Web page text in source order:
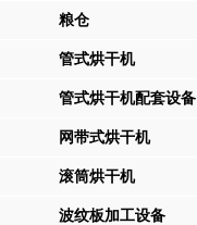
粮仓
管式烘干机
管式烘干机配套设备
网带式烘干机
滚筒烘干机
波纹板加工设备